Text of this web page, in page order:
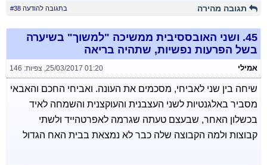
תגובה מהירה בתגובה להודעה #38
45. ושני האובססיבית ממשיכה "למשוך" בשיערה
בשל הפרעות נפשיות, שתהיה בריאה
אמילי 25/03/2017 01:20
, צפיות: 146
שיחה בין שני לאביחי, מסכמים את העונה. ואביחי החכם והאבאי
מסביר באלגנטיות לשני העצבנית והעוקצנית והשמחה לאיד
בכשלון האחר, שבעצם טעתה שגרמה לאפרטהייד ולשתי
קבוצות ולמה הקבוצה שלה כבר לא נמצאת בבית האח הגדול